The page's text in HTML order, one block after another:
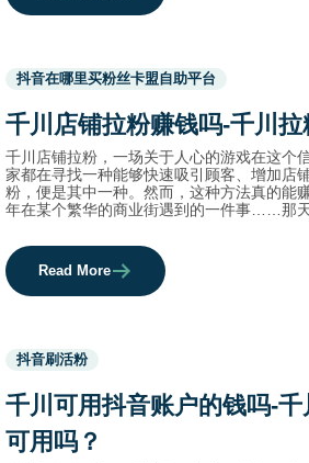
Used
before
category
names.
抖音在哪里买粉丝卡盟自助平台
千川店铺拉粉赚钱吗-千川拉
千川店铺拉粉，一场关于人心的游戏在这个
家都在寻找一种能够快速吸引顾客、增加店
粉，便是其中一种。然而，这种方法真的能
年在某个繁华的商业街遇到的一件事……那
Read More
Used
before
category
names.
抖音刷活粉
千川可用抖音账户的钱吗-
可用吗？